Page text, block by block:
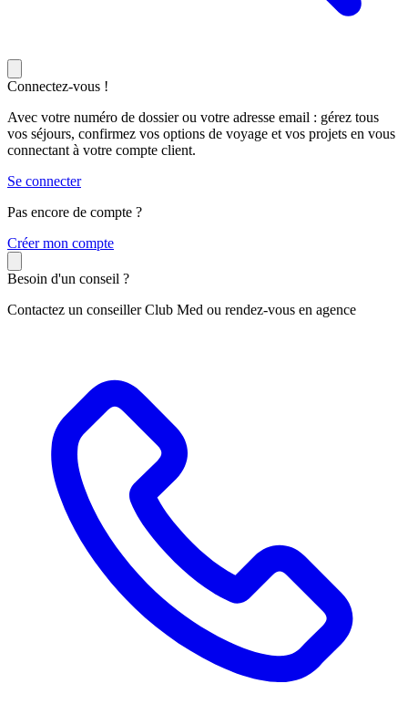
Connectez-vous !
Avec votre numéro de dossier ou votre adresse email : gérez tous
vos séjours, confirmez vos options de voyage et vos projets en vous
connectant à votre compte client.
Se connecter
Pas encore de compte ?
Créer mon compte
Besoin d'un conseil ?
Contactez un conseiller Club Med ou rendez-vous en agence